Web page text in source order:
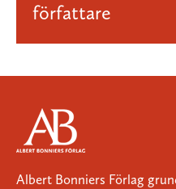
författare
Albert Bonniers Förlag